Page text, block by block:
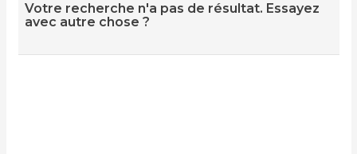
Votre recherche n'a pas de résultat. Essayez
avec autre chose ?